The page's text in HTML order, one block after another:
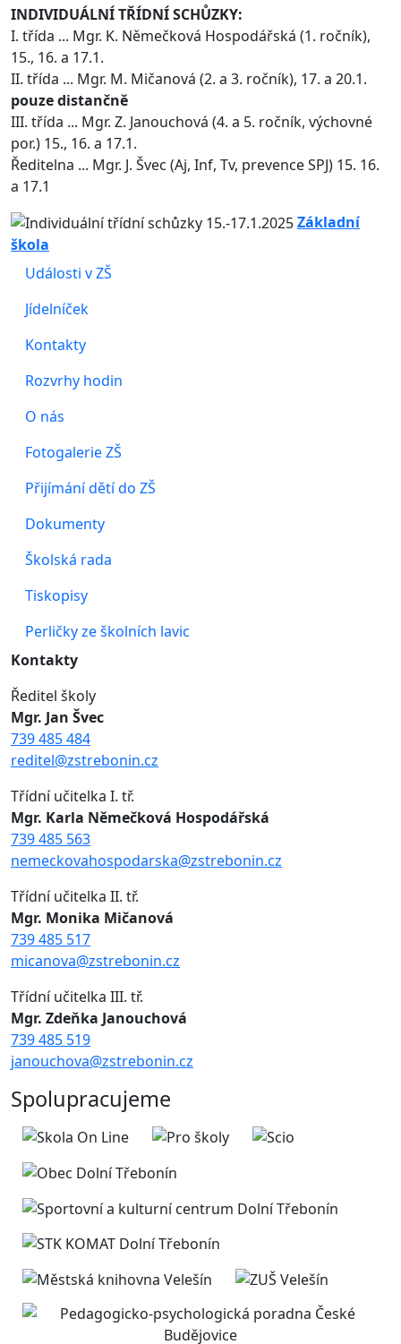
INDIVIDUÁLNÍ TŘÍDNÍ SCHŮZKY:
I. třída ... Mgr. K. Němečková Hospodářská (1. ročník),
15., 16. a 17.1.
II. třída ... Mgr. M. Mičanová (2. a 3. ročník), 17. a 20.1.
pouze distančně
III. třída ... Mgr. Z. Janouchová (4. a 5. ročník, výchovné
por.) 15., 16. a 17.1.
Ředitelna ... Mgr. J. Švec (Aj, Inf, Tv, prevence SPJ) 15. 16.
a 17.1
Základní
škola
Události v ZŠ
Jídelníček
Kontakty
Rozvrhy hodin
O nás
Fotogalerie ZŠ
Přijímání dětí do ZŠ
Dokumenty
Školská rada
Tiskopisy
Perličky ze školních lavic
Kontakty
Ředitel školy
Mgr. Jan Švec
739 485 484
reditel@zstrebonin.cz
Třídní učitelka I. tř.
Mgr. Karla Němečková Hospodářská
739 485 563
nemeckovahospodarska@zstrebonin.cz
Třídní učitelka II. tř.
Mgr. Monika Mičanová
739 485 517
micanova@zstrebonin.cz
Třídní učitelka III. tř.
Mgr. Zdeňka Janouchová
739 485 519
janouchova@zstrebonin.cz
Spolupracujeme